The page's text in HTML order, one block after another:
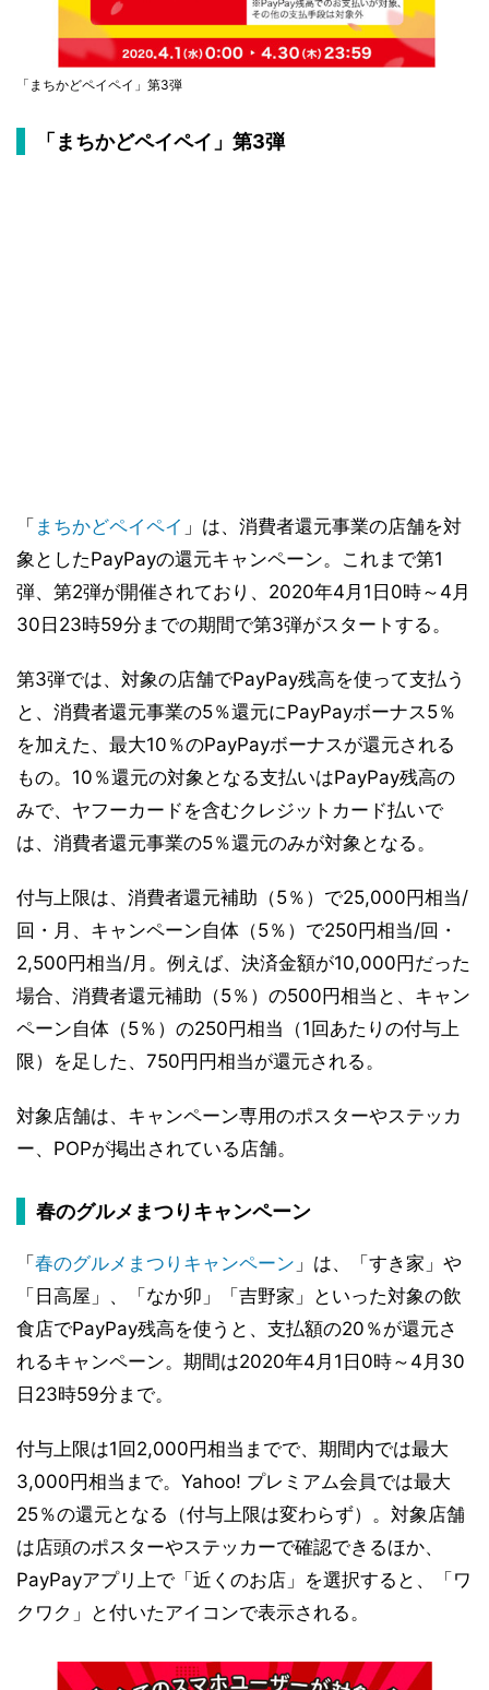
「まちかどペイペイ」第3弾
「まちかどペイペイ」第3弾
「 まちかどペイペイ 」は、消費者還元事業の店舗を対
象としたPayPayの還元キャンペーン。これまで第1
弾、第2弾が開催されており、2020年4月1日0時～4月
30日23時59分までの期間で第3弾がスタートする。
第3弾では、対象の店舗でPayPay残高を使って支払う
と、消費者還元事業の5％還元にPayPayボーナス5％
を加えた、最大10％のPayPayボーナスが還元される
もの。10％還元の対象となる支払いはPayPay残高の
みで、ヤフーカードを含むクレジットカード払いで
は、消費者還元事業の5％還元のみが対象となる。
付与上限は、消費者還元補助（5％）で25,000円相当/
回・月、キャンペーン自体（5％）で250円相当/回・
2,500円相当/月。例えば、決済金額が10,000円だった
場合、消費者還元補助（5％）の500円相当と、キャン
ペーン自体（5％）の250円相当（1回あたりの付与上
限）を足した、750円円相当が還元される。
対象店舗は、キャンペーン専用のポスターやステッカ
ー、POPが掲出されている店舗。
春のグルメまつりキャンペーン
「 春のグルメまつりキャンペーン 」は、「すき家」や
「日高屋」、「なか卯」「吉野家」といった対象の飲
食店でPayPay残高を使うと、支払額の20％が還元さ
れるキャンペーン。期間は2020年4月1日0時～4月30
日23時59分まで。
付与上限は1回2,000円相当までで、期間内では最大
3,000円相当まで。Yahoo! プレミアム会員では最大
25％の還元となる（付与上限は変わらず）。対象店舗
は店頭のポスターやステッカーで確認できるほか、
PayPayアプリ上で「近くのお店」を選択すると、「ワ
クワク」と付いたアイコンで表示される。